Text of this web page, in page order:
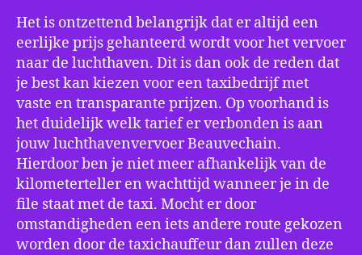
Het is ontzettend belangrijk dat er altijd een
eerlijke prijs gehanteerd wordt voor het vervoer
naar de luchthaven. Dit is dan ook de reden dat
je best kan kiezen voor een taxibedrijf met
vaste en transparante prijzen. Op voorhand is
het duidelijk welk tarief er verbonden is aan
jouw luchthavenvervoer Beauvechain.
Hierdoor ben je niet meer afhankelijk van de
kilometerteller en wachttijd wanneer je in de
file staat met de taxi. Mocht er door
omstandigheden een iets andere route gekozen
worden door de taxichauffeur dan zullen deze